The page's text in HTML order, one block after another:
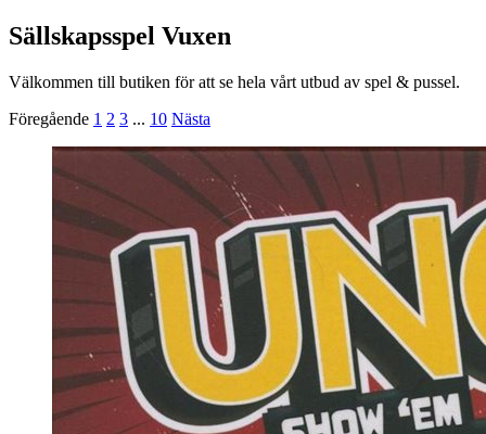
Sällskapsspel Vuxen
Välkommen till butiken för att se hela vårt utbud av spel & pussel.
Föregående 1 2 3 ... 10 Nästa